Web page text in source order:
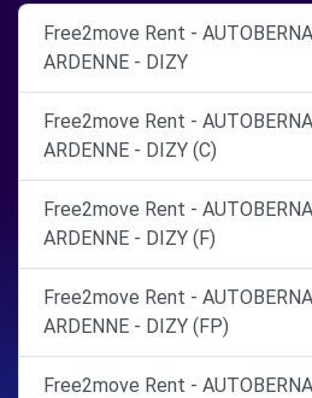
Free2move Rent -
ARDENNE - DIZY
Free2move Rent -
ARDENNE - DIZY (C)
Free2move Rent -
ARDENNE - DIZY (F)
Free2move Rent -
ARDENNE - DIZY (FP)
Free2move Rent -